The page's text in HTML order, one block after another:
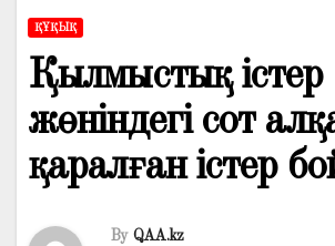
ҚҰҚЫҚ
Қылмыстық істер
жөніндегі сот
қаралған істер
By QAA.kz